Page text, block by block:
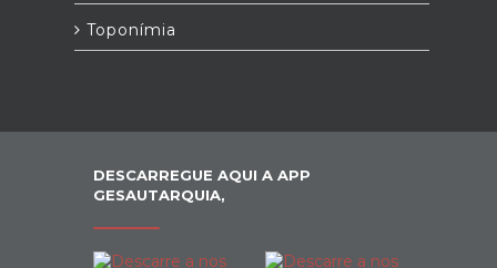
Toponímia
DESCARREGUE AQUI A APP
GESAUTARQUIA,